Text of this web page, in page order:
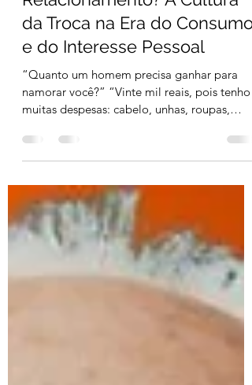
Quanto Vale um
Relacionamento? A Cultura
da Troca na Era do Consumo
e do Interesse Pessoal
“Quanto um homem precisa ganhar para
muitas despesas: cabelo, unhas, roupas,
maquiagem,...